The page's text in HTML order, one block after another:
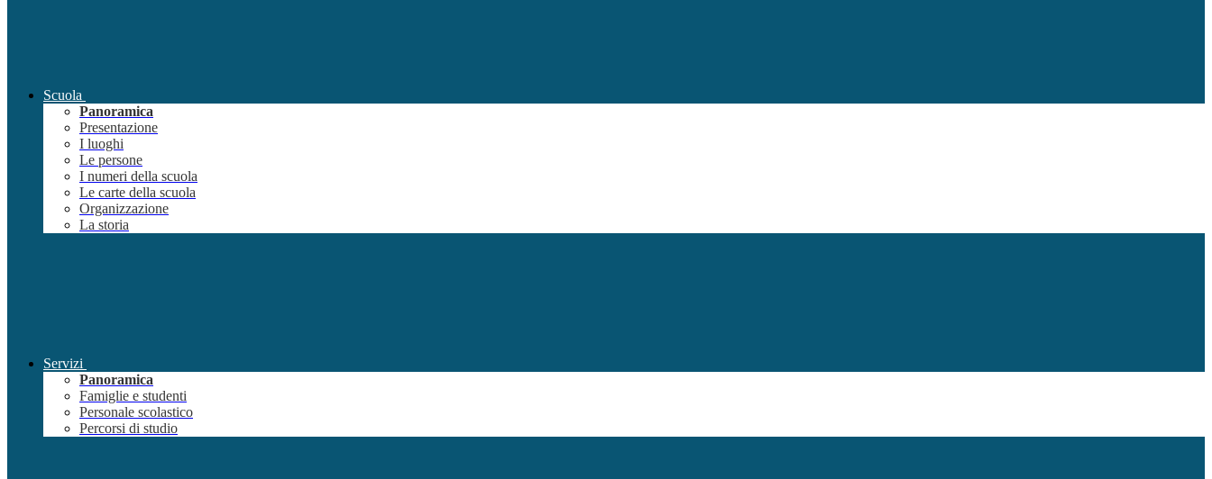
Scuola
Panoramica
Presentazione
I luoghi
Le persone
I numeri della scuola
Le carte della scuola
Organizzazione
La storia
Servizi
Panoramica
Famiglie e studenti
Personale scolastico
Percorsi di studio